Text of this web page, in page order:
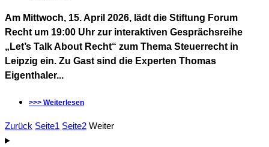
Am Mittwoch, 15. April 2026, lädt die Stiftung Forum
Recht um 19:00 Uhr zur interaktiven Gesprächsreihe
„Let’s Talk About Recht“ zum Thema Steuerrecht in
Leipzig ein. Zu Gast sind die Experten Thomas
Eigenthaler...
>>> Weiterlesen
Zurück Seite1 Seite2 Weiter